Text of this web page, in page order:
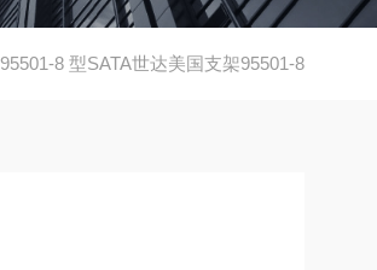
95501-8 型SATA世达美国支架95501-8